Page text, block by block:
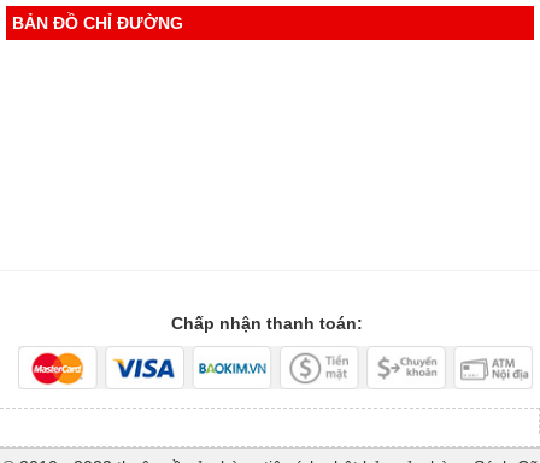
BẢN ĐỒ CHỈ ĐƯỜNG
Chấp nhận thanh toán: